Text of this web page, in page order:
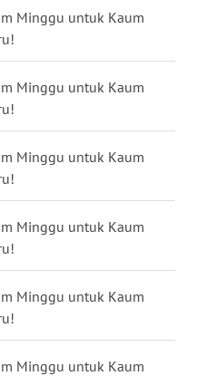
Minggu untuk Kaum
Minggu untuk Kaum
Minggu untuk Kaum
Minggu untuk Kaum
Minggu untuk Kaum
Minggu untuk Kaum